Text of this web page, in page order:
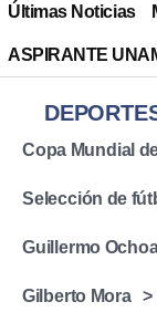
Últimas Noticias
ASPIRANTE
Copa Mundial
Selección de
Guillermo
⁠Gilberto Mora